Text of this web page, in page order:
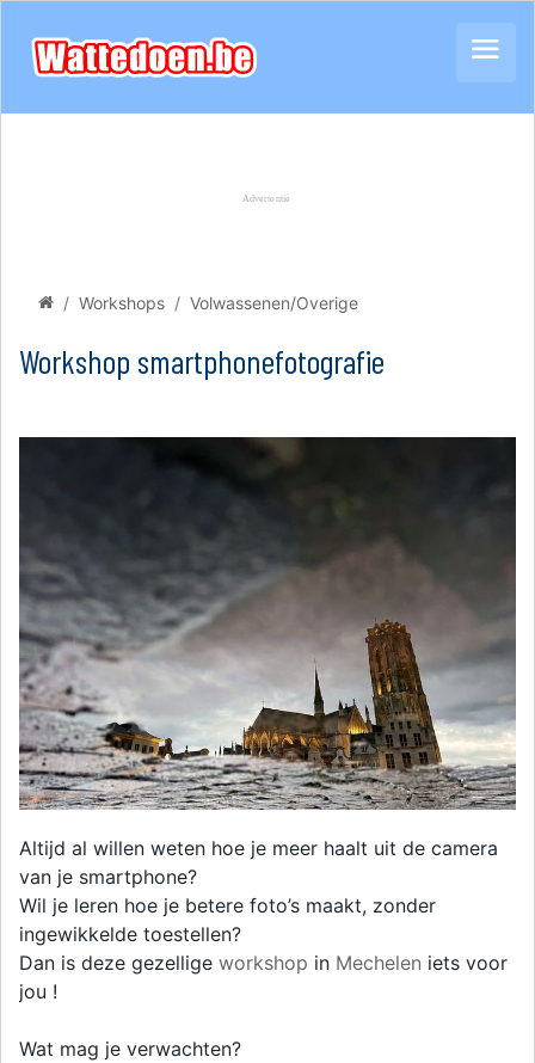
Workshops Volwassenen/Overige
Workshop smartphonefotografie
Altijd al willen weten hoe je meer haalt uit de camera
van je smartphone?
Wil je leren hoe je betere foto’s maakt, zonder
ingewikkelde toestellen?
Dan is deze gezellige workshop in Mechelen iets voor
jou !
Wat mag je verwachten?